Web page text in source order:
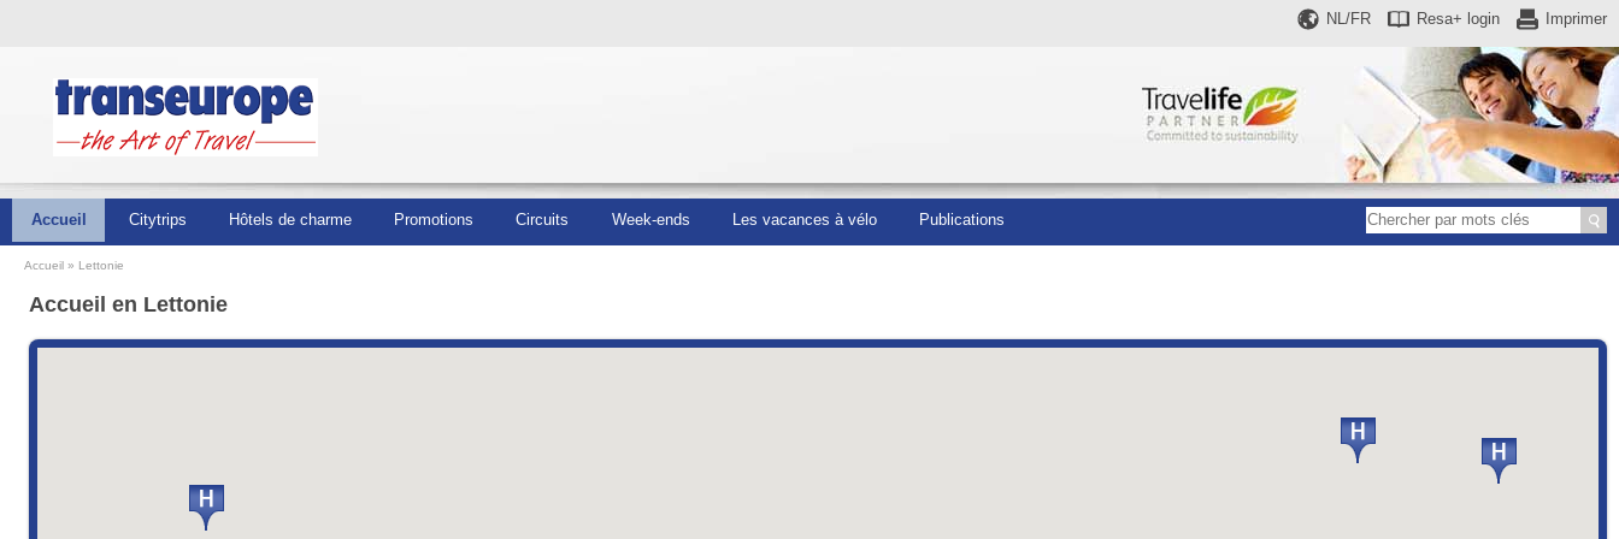
Imprimer
Resa+ login
NL/FR
Accueil Citytrips Hôtels de charme Promotions Circuits Week-ends Les vacances à vélo Publications
Accueil Lettonie
Accueil en Lettonie